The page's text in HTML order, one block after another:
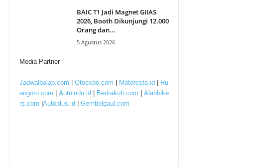
BAIC T1 Jadi Magnet GIIAS
2026, Booth Dikunjungi 12.000
Orang dan...
5 Agustus 2026
Media Partner
Jadwalbalap.com Otoexpo.com Motoresto.id
Ru
angoto.com
Autoindo.id Beritakuh.com
Alanbike
rs.com Autoplus.id Gembelgaul.com